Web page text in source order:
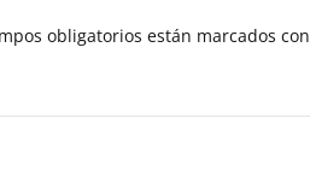
obligatorios están marcados con